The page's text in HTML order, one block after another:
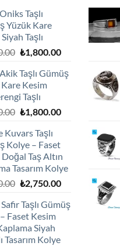
Taşlı
Yüzük Kare
Taşlı
Orijinal
₺2,100.00.
₺1,800.00Şu
fiyat:
₺1,800.00.
Taşlı Gümüş
Kesim
Taşlı
Orijinal
₺2,100.00.
₺1,800.00Şu
₺1,800.00.
Kuvars Taşlı
Kolye – Faset
Taş Altın
Tasarım Kolye
Orijinal
₺3,250.00.
₺2,750.00Şu
fiyat:
Taşlı Gümüş
Faset Kesim
Siyah
Tasarım Kolye